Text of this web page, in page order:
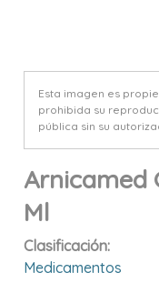
Esta imagen es
prohibida su
pública sin su
Arnicamed
Ml
Clasificación:
Medicamentos